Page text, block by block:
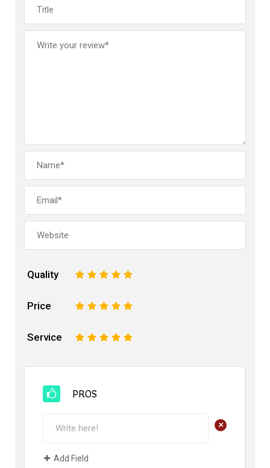
Quality 5
4
3
2
Price 5
4
3
2
Service 5
4
3
2
PROS
+
Add Field